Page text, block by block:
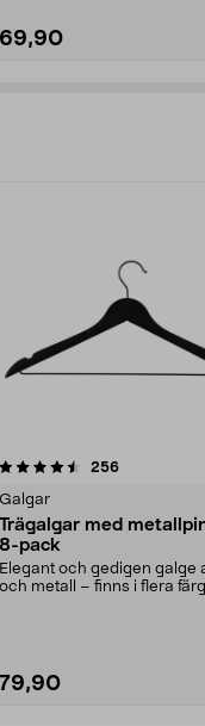
69,90
256recensioner
Galgar
Trägalgar med
8-pack
Elegant och gedigen galge
och metall – finns i flera
79,90
4.0av 5 stjärnor